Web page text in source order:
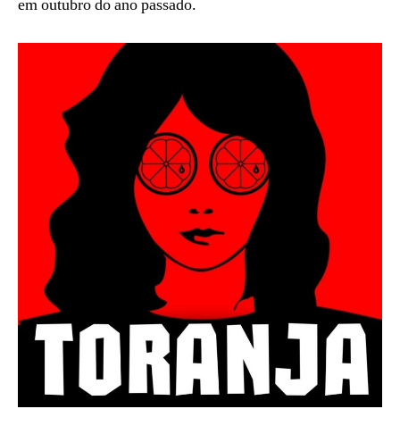
em outubro do ano passado.